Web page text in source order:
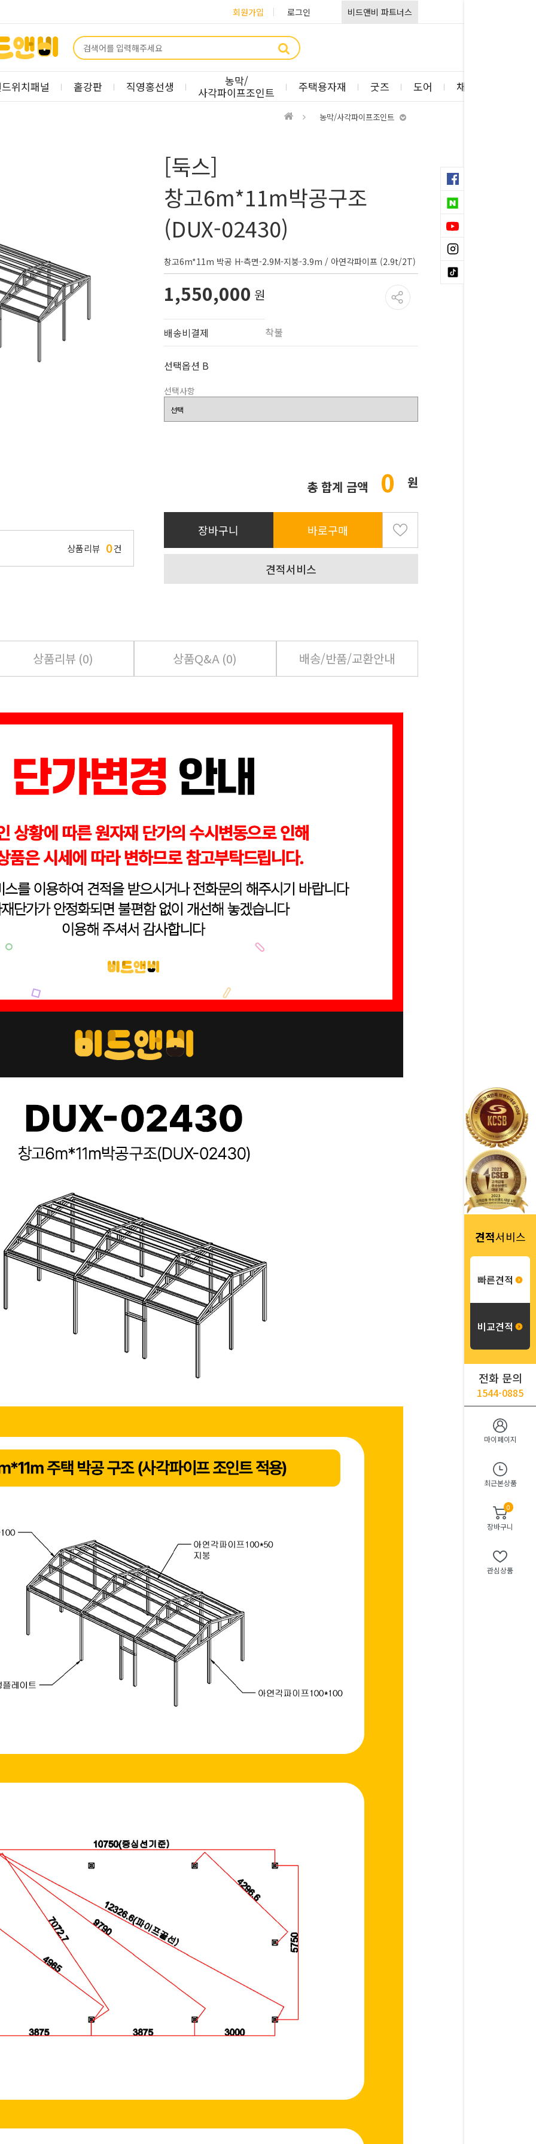
회원가입 로그인 비드앤비 파트너스
위치패널 홑강판 직영홍선생
농막/
사각파이프조인트
주택용자재 굿즈 도어 채광판
견적서비스
빠른견적
비교견적
전화 문의
1544-0885
마이페이지
최근본상품
장바구니
0
관심상품
농막/사각파이프조인트
상품리뷰 0건
[둑스]
창고6m*11m박공구조
(DUX-02430)
창고6m*11m 박공 H-측면-2.9M-지붕-3.9m / 아연각파이프 (2.9t/2T)
1,550,000 원
배송비결제 착불
선택옵션 B
선택사항
총 합계 금액 0 원
장바구니 바로구매
상품리뷰 (0) 상품Q&A (0) 배송/반품/교환안내